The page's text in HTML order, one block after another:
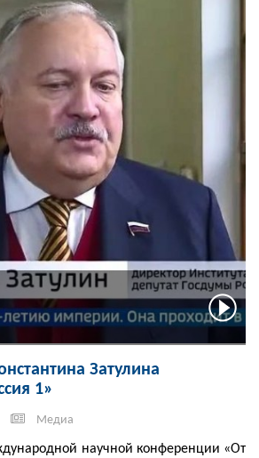
Затулина
1»
Медиа
научной конференции «От